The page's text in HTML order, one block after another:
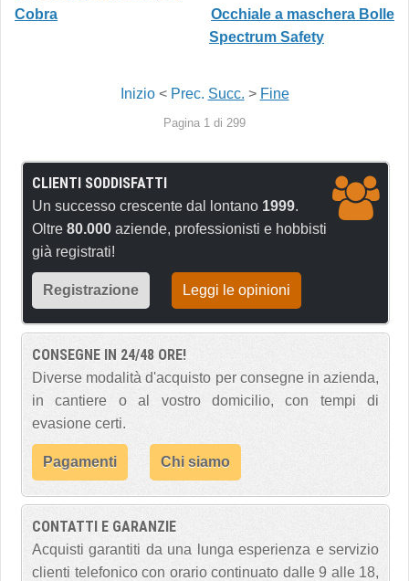
Cobra
Occhiale a maschera Bolle
Spectrum Safety
Inizio< Prec. Succ. > Fine
Pagina 1 di 299
CLIENTI SODDISFATTI
Un successo crescente dal lontano 1999.
Oltre 80.000 aziende, professionisti e hobbisti
già registrati!
Registrazione Leggi le opinioni
CONSEGNE IN 24/48 ORE!
Diverse modalità d'acquisto per consegne in azienda,
in cantiere o al vostro domicilio, con tempi di
evasione certi.
Pagamenti Chi siamo
CONTATTI E GARANZIE
Acquisti garantiti da una lunga esperienza e servizio
clienti telefonico con orario continuato dalle 9 alle 18,